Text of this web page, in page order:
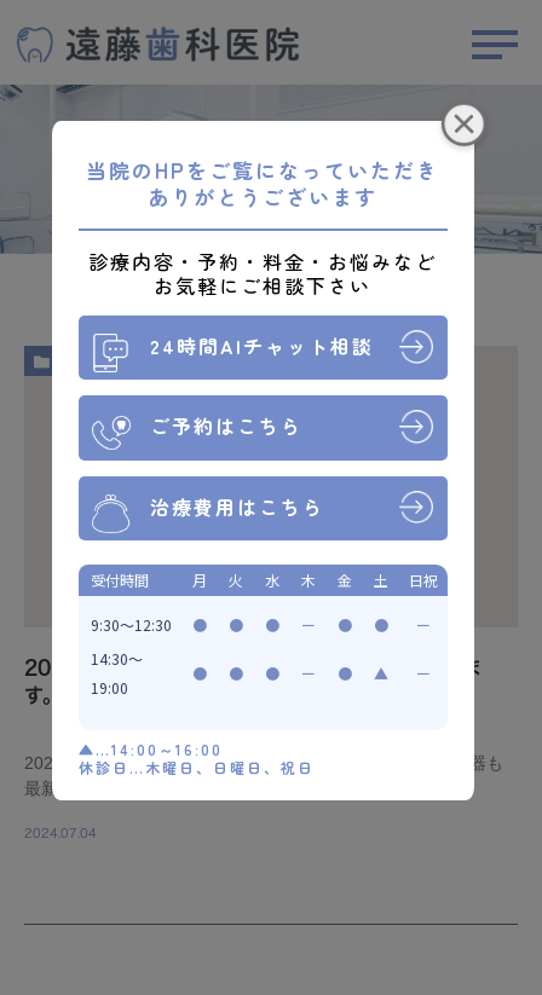
当院のHPをご覧になっていただき
ありがとうございます
診療内容・予約・料金・お悩みなど
お気軽にご相談下さい
24時間AIチャット相談
ご予約はこちら
治療費用はこちら
受付時間 月 火 水 木 金 土 日祝
9:30～12:30 ● ● ● ー ● ●
ー
14:30～
19:00
● ● ● ー ● ▲ ー
▲…14:00～16:00
休診日…木曜日、日曜日、祝日
新着情報
HOME 新着情報
NEWS
2024年8月26日（月）にリニューアルオープンしま
す。
2024年8月26日（月）にリニューアルオープンします。 機器も
最新式のものを取り揃え、よりいい治療を提供でき […]
2024.07.04